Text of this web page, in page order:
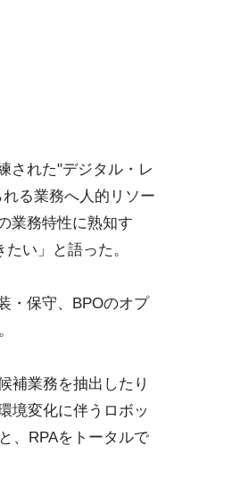
された"デジタル・レ
る業務へ人的リソー
業務特性に熟知す
い」と語った。
・保守、BPOのオプ
補業務を抽出したり
境変化に伴うロボッ
、RPAをトータルで